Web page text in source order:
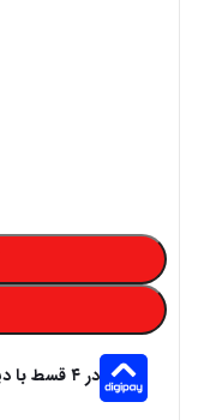
در ۴ قسط با دیجی‌پی